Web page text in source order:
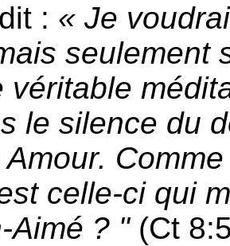
: « Je
seulement
véritable
le silence du
celle-ci qui
Aimé ? "(Ct